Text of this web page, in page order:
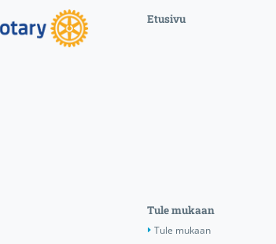
Etusivu
Tule mukaan
Tule mukaan